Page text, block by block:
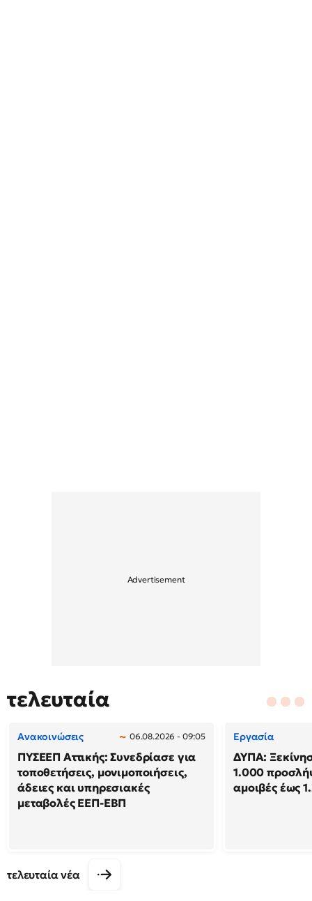
τελευταία
Ανακοινώσεις 06.08.2026 - 09:05
ΠΥΣΕΕΠ Αττικής: Συνεδρίασε για
τοποθετήσεις, μονιμοποιήσεις,
άδειες και υπηρεσιακές
μεταβολές ΕΕΠ-ΕΒΠ
Εργασία
ΔΥΠΑ:
1.000
αμοιβές έως
τελευταία νέα